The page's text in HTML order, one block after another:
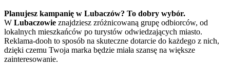
Planujesz kampanię w Lubaczów? To dobry wybór.
W Lubaczowie znajdziesz zróżnicowaną grupę odbiorców, od
lokalnych mieszkańców po turystów odwiedzających miasto.
Reklama-dooh to sposób na skuteczne dotarcie do każdego z nich,
dzięki czemu Twoja marka będzie miała szansę na większe
zainteresowanie.